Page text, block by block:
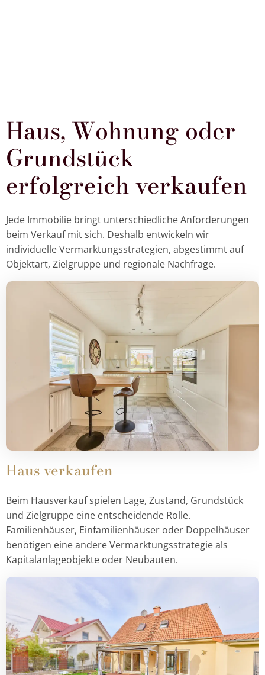
Haus, Wohnung oder
Grundstück
erfolgreich verkaufen
Jede Immobilie bringt unterschiedliche Anforderungen
beim Verkauf mit sich. Deshalb entwickeln wir
individuelle Vermarktungsstrategien, abgestimmt auf
Objektart, Zielgruppe und regionale Nachfrage.
Haus verkaufen
Beim Hausverkauf spielen Lage, Zustand, Grundstück
und Zielgruppe eine entscheidende Rolle.
Familienhäuser, Einfamilienhäuser oder Doppelhäuser
benötigen eine andere Vermarktungsstrategie als
Kapitalanlageobjekte oder Neubauten.